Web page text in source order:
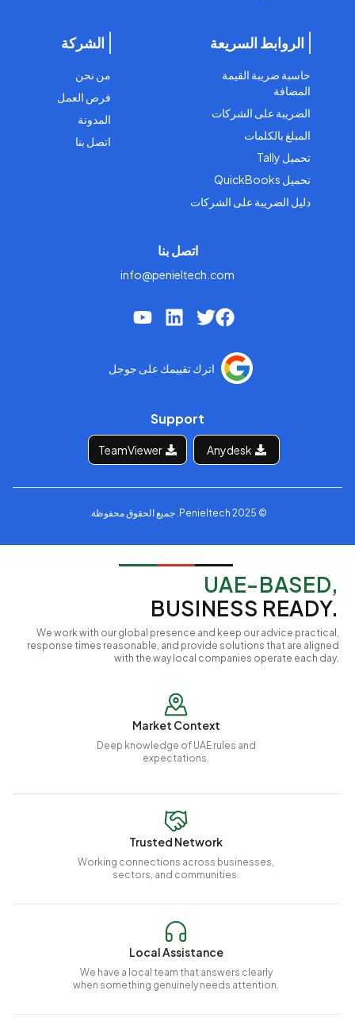
الروابط السريعة
حاسبة ضريبة القيمة
المضافة
الضريبة على الشركات
المبلغ بالكلمات
تحميل Tally
تحميل QuickBooks
دليل الضريبة على الشركات
الشركة
من نحن
فرص العمل
المدونة
اتصل بنا
اتصل بنا
info@penieltech.com
اترك تقييمك على جوجل
Support
Anydesk
TeamViewer
© 2025 Penieltech. جميع الحقوق محفوظة.
UAE-BASED,
BUSINESS READY.
We work with our global presence and keep our advice practical,
response times reasonable, and provide solutions that are aligned
with the way local companies operate each day.
Market Context
Deep knowledge of UAE rules and
expectations.
Trusted Network
Working connections across businesses,
sectors, and communities.
Local Assistance
We have a local team that answers clearly
when something genuinely needs attention.